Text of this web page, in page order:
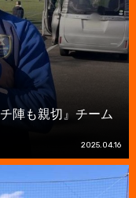
陣も親切』チーム
2025.04.16